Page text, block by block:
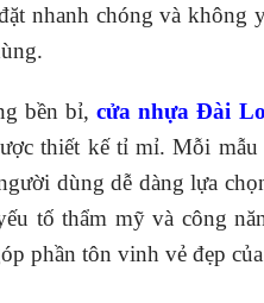
nhanh chóng và
bền bỉ,cửa nhựa Đài
thiết kế tỉ mỉ. Mỗi mẫu
dùng dễ dàng lựa
tố thẩm mỹ và công
phần tôn vinh vẻ đẹp